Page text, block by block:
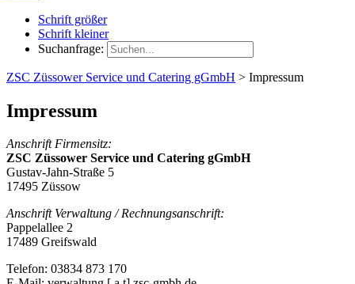
Schrift größer
Schrift kleiner
Suchanfrage:
ZSC Züssower Service und Catering gGmbH > Impressum
Impressum
Anschrift Firmensitz:
ZSC Züssower Service und Catering gGmbH
Gustav-Jahn-Straße 5
17495 Züssow
Anschrift Verwaltung / Rechnungsanschrift:
Pappelallee 2
17489 Greifswald
Telefon: 03834 873 170